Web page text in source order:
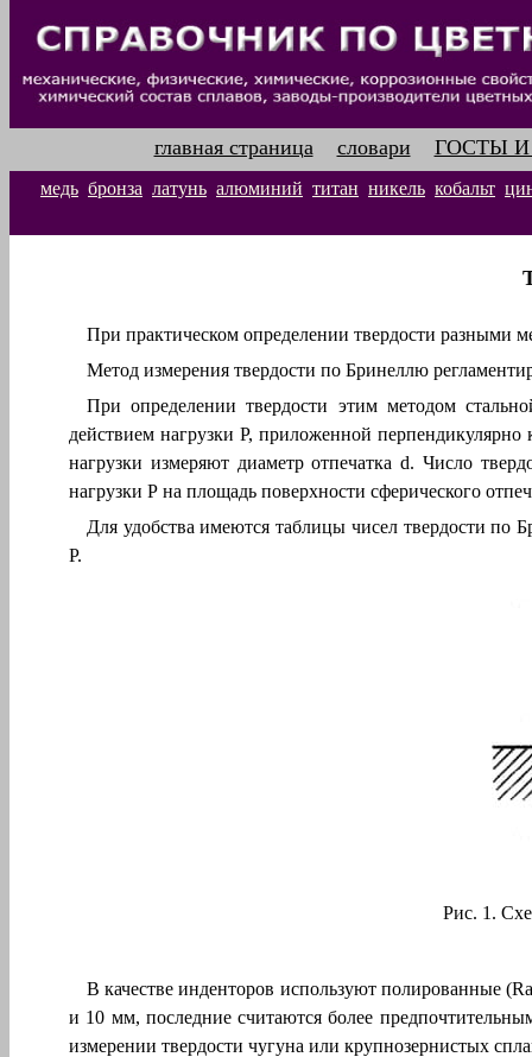
главная страница словари ГОСТЫ
медь бронза латунь алюминий титан никель кобальт
При практическом определении твердости разными
Метод измерения твердости по Бринеллю
При определении твердости этим методом
действием нагрузки Р, приложенной перпендикулярно
нагрузки измеряют диаметр отпечатка d. Число
нагрузки Р на площадь поверхности сферического
Для удобства имеются таблицы чисел твердости по
Р.
Рис. 1.
В качестве инденторов используют полированные (
и 10 мм, последние считаются более
измерении твердости чугуна или крупнозернистых